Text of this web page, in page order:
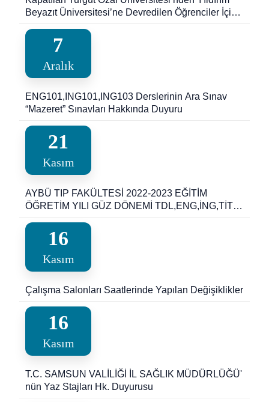
Beyazıt Üniversitesi’ne Devredilen Öğrenciler İçin
7
Aralık
ENG101,ING101,ING103 Derslerinin Ara Sınav
“Mazeret” Sınavları Hakkında Duyuru
21
Kasım
AYBÜ TIP FAKÜLTESİ 2022-2023 EĞİTİM
ÖĞRETİM YILI GÜZ DÖNEMİ TDL,ENG,İNG,TİT
TARİHLERİVE SINAV SALONLARI
16
Kasım
Çalışma Salonları Saatlerinde Yapılan Değişiklikler
16
Kasım
T.C. SAMSUN VALİLİĞİ İL SAĞLIK MÜDÜRLÜĞÜ'
nün Yaz Stajları Hk. Duyurusu